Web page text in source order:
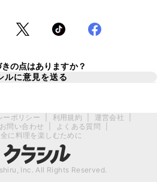
の点はありますか？
ルに意見を送る
ーポリシー 利用規約 運営会社
問い合わせ
よくある質問
に料理を楽しむために
Inc. All Rights Reserved.